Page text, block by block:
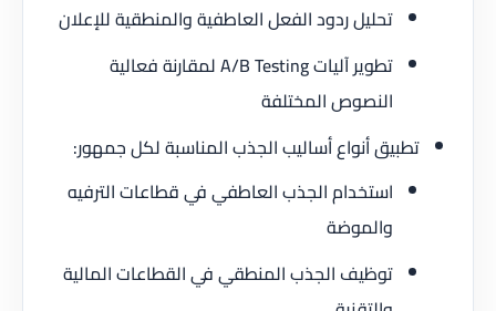
تحليل ردود الفعل العاطفية والمنطقية للإعلان
تطوير آليات A/B Testing لمقارنة فعالية
النصوص المختلفة
تطبيق أنواع أساليب الجذب المناسبة لكل جمهور:
استخدام الجذب العاطفي في قطاعات الترفيه
والموضة
توظيف الجذب المنطقي في القطاعات المالية